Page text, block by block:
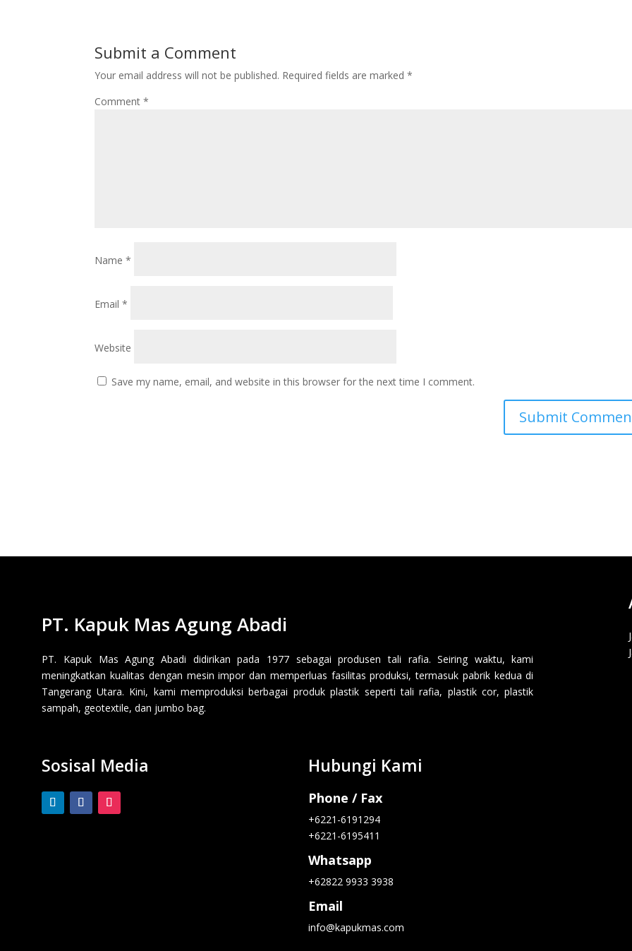
Submit a Comment
Your email address will not be published. Required fields are marked*
Comment*
Name*
Email*
Website
Save my name, email, and website in this browser for the next time I comment.
PT. Kapuk Mas Agung Abadi
PT. Kapuk Mas Agung Abadi didirikan pada 1977 sebagai produsen tali rafia. Seiring waktu, kami
meningkatkan kualitas dengan mesin impor dan memperluas fasilitas produksi, termasuk pabrik kedua di
Tangerang Utara. Kini, kami memproduksi berbagai produk plastik seperti tali rafia, plastik cor, plastik
sampah, geotextile, dan jumbo bag.
Sosisal Media Hubungi Kami
Phone / Fax
+6221-6191294
+6221-6195411
Whatsapp
+62822 9933 3938
Email
info@kapukmas.com